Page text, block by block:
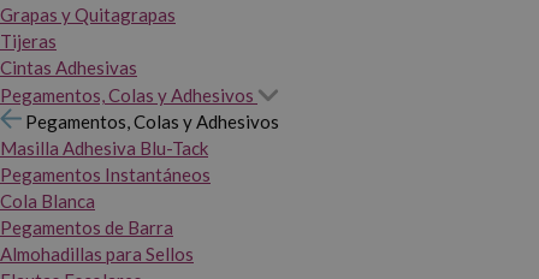
Grapas y Quitagrapas
Tijeras
Cintas Adhesivas
Pegamentos, Colas y Adhesivos
Pegamentos, Colas y Adhesivos
Masilla Adhesiva Blu-Tack
Pegamentos Instantáneos
Cola Blanca
Pegamentos de Barra
Almohadillas para Sellos